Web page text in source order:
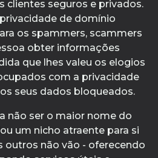
clientes seguros e privados.
de domínio
os spammers, scammers
obter informações
que lhes valeu os elogios
com a privacidade
seus dados bloqueados.
não ser o maior nome do
um nicho atraente para si
outros não vão - oferecendo